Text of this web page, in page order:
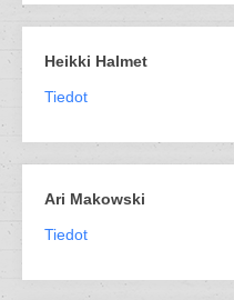
Heikki Halmet
Tiedot
Ari Makowski
Tiedot